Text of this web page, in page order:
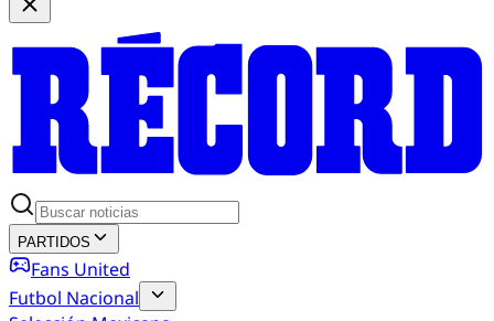
PARTIDOS
Fans United
Futbol Nacional